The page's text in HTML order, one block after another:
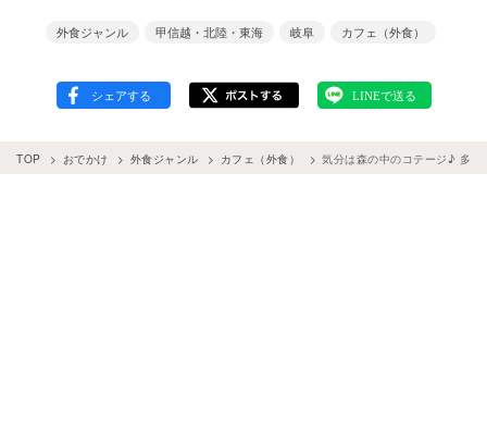
外食ジャンル 甲信越・北陸・東海 岐阜 カフェ（外食）
TOP おでかけ 外食ジャンル カフェ（外食） 気分は森の中のコテージ♪ 多治